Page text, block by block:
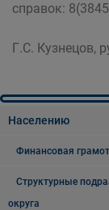
справок:
Г.С. Кузнецов,
Населению
Финансовая
Структурные
округа